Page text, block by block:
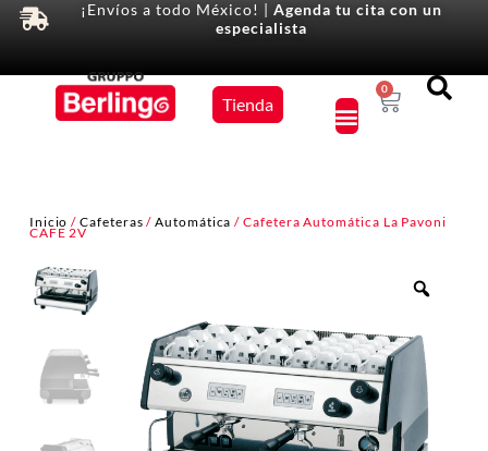
¡Envíos a todo México! | Agenda tu cita con un
especialista
Tienda
0
Inicio /Cafeteras /Automática / Cafetera Automática La Pavoni
CAFE 2V